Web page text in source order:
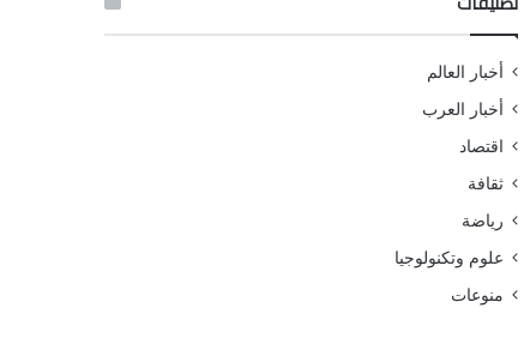
أخبار العالم
أخبار العرب
اقتصاد
ثقافة
رياضة
علوم وتكنولوجيا
منوعات